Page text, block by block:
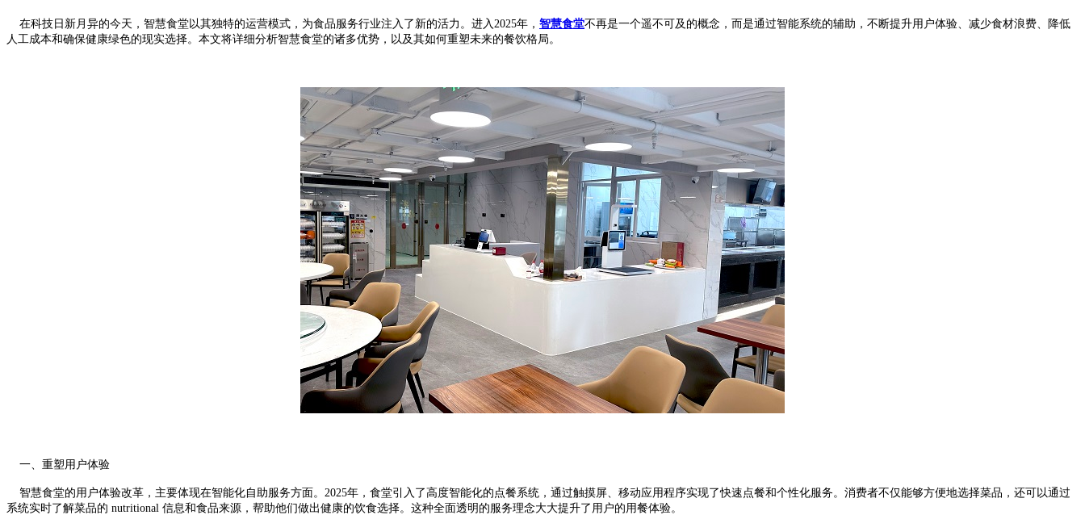
在科技日新月异的今天，智慧食堂以其独特的运营模式，为食品服务行业注入了新的活力。进入 2025年， 智慧食堂不再是一个遥不可及的概念，而是通过智能系统的辅助，不断提升用户体验、减少食材浪费、降低
人工成本和确保健康绿色的现实选择。本文将详细分析智慧食堂的诸多优势，以及其如何重塑未来的餐饮格局。
一、重塑用户体验
智慧食堂的用户体验改革，主要体现在智能化自助服务方面。2025年，食堂引入了高度智能化的点餐系统，通过触摸屏、移动应用程序实现了快速点餐和个性化服务。消费者不仅能够方便地选择菜品，还可以通过
系统实时了解菜品的 nutritional 信息和食品来源，帮助他们做出健康的饮食选择。这种全面透明的服务理念大大提升了用户的用餐体验。